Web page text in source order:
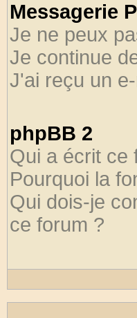
Messagerie
Je ne peux
Je continue
J'ai reçu un
phpBB 2
Qui a écrit ce
Pourquoi la
Qui dois-je
ce forum ?